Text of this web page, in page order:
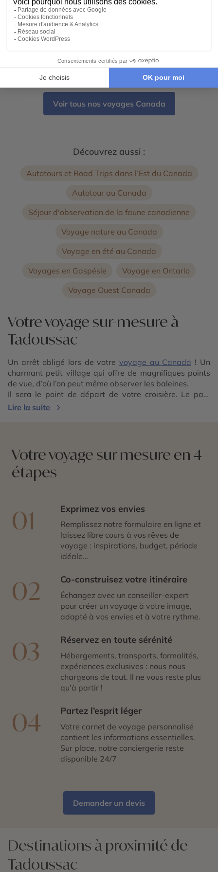
11 jours - À partir de4390 €
Montréal - Tadoussac - Fjord du Saguenay - Parc
national Mauricie - Reserve Faunique Mastigouche
2 →
Voir tous nos voyages Canada
Découvrez aussi :
Autotours et Road Trips dans l’Est du Canada
Autotour au Canada
Séjour d'observation de la faune canadienne
Voyage nature au Canada
Voyage en été au Canada
Voyages en Gaspésie
Voyage en Ontario
Voyage Ouest Canada
Votre voyage sur-mesure à
Tadoussac
Un arrêt obligé lors de votre voyage au Canada ! Un
charmant petit village qui offre de magnifiques points
de vue, d’où l’on peut même observer les baleines.
Il sera le point de départ de votre croisière. Le parc
marin du Saguenay St Laurent ayant un riche milieu en
Lire la suite
Votre voyage sur mesure en 4
étapes
01 Exprimez vos envies
Remplissez notre formulaire en ligne et
laissez libre cours à vos rêves de
voyage : inspirations, budget, période
idéale…
02 Co-construisez votre itinéraire
Échangez avec un conseiller-expert
pour créer un voyage à votre image,
adapté à vos envies et à votre rythme.
03 Réservez en toute sérénité
Hébergements, transports, formalités,
expériences exclusives : nous nous
chargeons de tout. Il ne vous reste plus
qu’à partir !
04 Partez l’esprit léger
Votre carnet de voyage personnalisé
contient les informations essentielles.
Sur place, notre conciergerie reste
disponible 24/7
Demander un devis
Destinations à proximité de
Tadoussac